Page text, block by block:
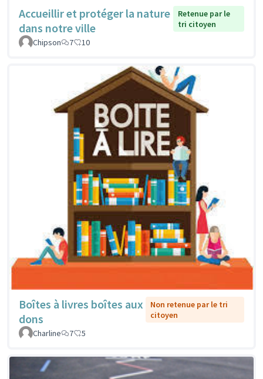
Accueillir et protéger la nature
dans notre ville
Retenue par le
tri citoyen
Chipson
7 10
Boîtes à livres boîtes aux
dons
Non retenue par le tri
citoyen
Charline
7 5